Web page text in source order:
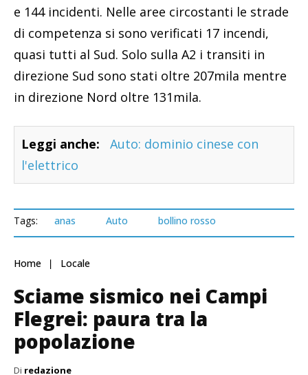
e 144 incidenti. Nelle aree circostanti le strade
di competenza si sono verificati 17 incendi,
quasi tutti al Sud. Solo sulla A2 i transiti in
direzione Sud sono stati oltre 207mila mentre
in direzione Nord oltre 131mila.
Leggi anche:
Auto: dominio cinese con
l'elettrico
Tags: anas Auto bollino rosso
Home Locale
Sciame sismico nei Campi
Flegrei: paura tra la
popolazione
Di redazione